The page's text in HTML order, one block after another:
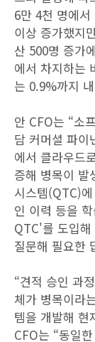
6만 4천 명에
이상 증가했지
산 500명 증가
에서 차지하는
는 0.9%까지
안 CFO는 “소
담 커머셜 파이
에서 클라우드
증해 병목이 발
시스템(QTC)
인 이력 등을
QTC'를 도입해
질문해 필요한
“견적 승인 과
체가 병목이라
템을 개발해 현
CFO는 “동일